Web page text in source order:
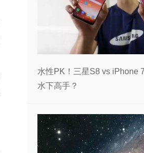
水性PK！三星S8 vs iPhone
水下高手？